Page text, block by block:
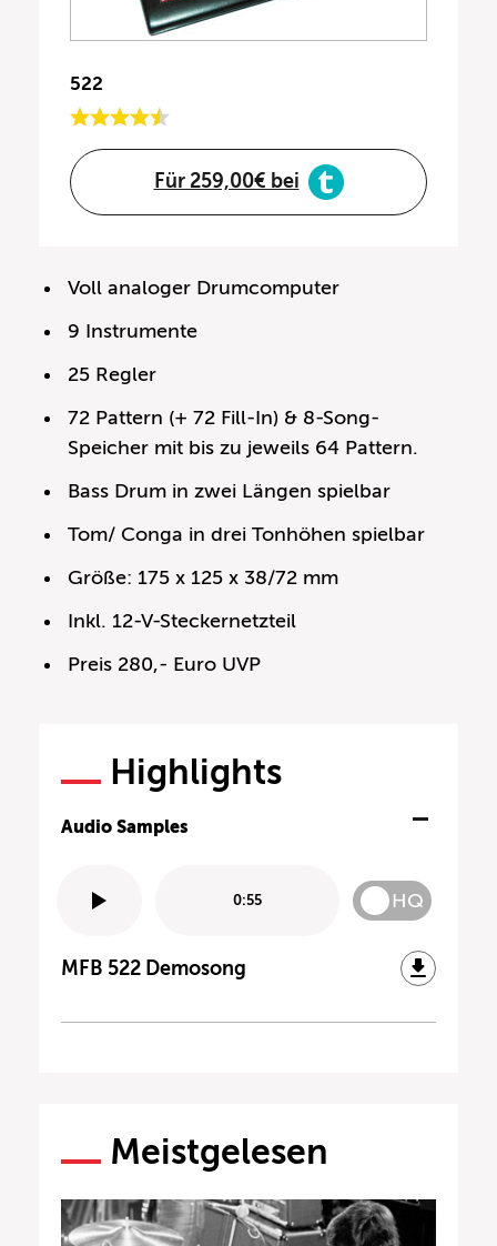
522
Für 259,00€ bei
Voll analoger Drumcomputer
9 Instrumente
25 Regler
72 Pattern (+ 72 Fill-In) & 8-Song-
Speicher mit bis zu jeweils 64 Pattern.
Bass Drum in zwei Längen spielbar
Tom/ Conga in drei Tonhöhen spielbar
Größe: 175 x 125 x 38/72 mm
Inkl. 12-V-Steckernetzteil
Preis 280,- Euro UVP
Highlights
Audio Samples
0:55 HQ
MFB 522 Demosong
Meistgelesen